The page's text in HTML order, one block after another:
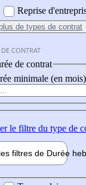
Reprise
de types de contrat
CONTRAT
de contrat
minimale (en mois)
le filtre du type de
filtres de Durée